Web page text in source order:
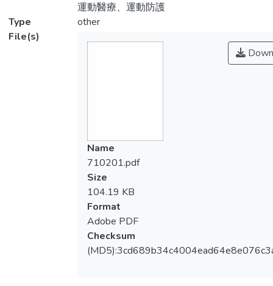
運動醫療、運動防護
Type
other
File(s)
Name
710201.pdf
Size
104.19 KB
Format
Adobe PDF
Checksum